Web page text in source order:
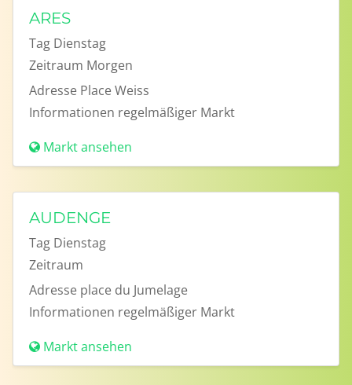
ARES
Tag Dienstag
Zeitraum Morgen
Adresse Place Weiss
Informationen regelmäßiger Markt
Markt ansehen
AUDENGE
Tag Dienstag
Zeitraum
Adresse place du Jumelage
Informationen regelmäßiger Markt
Markt ansehen